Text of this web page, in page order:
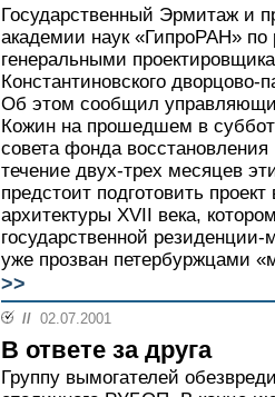
Государственный Эрмитаж и
академии наук «ГипроРАН» по
генеральными
Константиновского дворцово-
Об этом сообщил
Кожин на прошедшем в
совета фонда
течение двух-трех месяцев
предстоит подготовить
архитектуры XVII века,
государственной
уже прозван петербуржцами
>>
// 02.07.2001
В ответе за друга
Группу вымогателей